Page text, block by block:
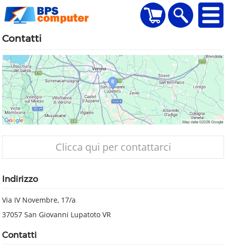
Contatti
Clicca qui per contattarci
Indirizzo
Via IV Novembre, 17/a
37057 San Giovanni Lupatoto VR
Contatti
home Visualizza il
Ricerca